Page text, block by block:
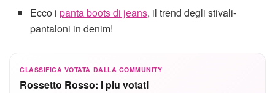
Ecco ipanta boots di jeans, il trend degli stivali-
pantaloni in denim!
CLASSIFICA VOTATA DALLA COMMUNITY
Rossetto Rosso: i piu votati